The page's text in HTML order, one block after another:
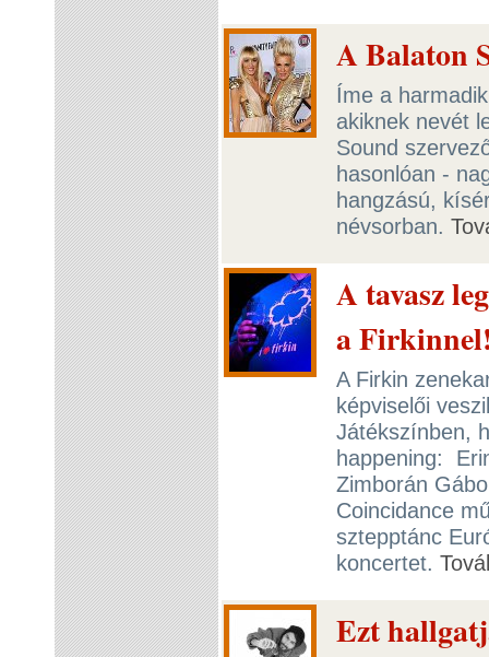
A Balaton
Íme a
akiknek nevét
Sound
hasonlóan -
hangzású,
névsorban.
A tavasz
a
A Firkin
képviselői
Játékszínben,
happening:
Zimborán
Coincidance
sztepptánc
koncertet.
Ezt